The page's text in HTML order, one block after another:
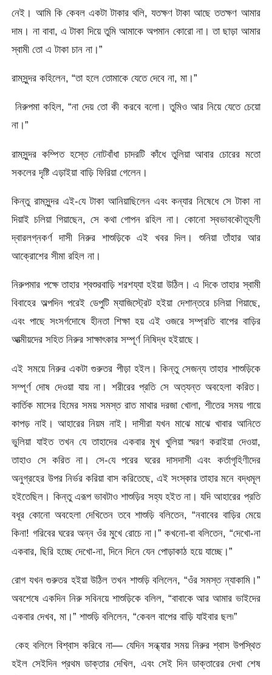
নেই। আমি কি কেবল একটা টাকার থলি, যতক্ষণ টাকা আছে ততক্ষণ আমার
দাম। না বাবা, এ টাকা দিয়ে তুমি আমাকে অপমান কোরো না। তা ছাড়া আমার
স্বামী তো এ টাকা চান না।”
রামসুন্দর কহিলেন, “তা হলে তোমাকে যেতে দেবে না, মা।”
নিরুপমা কহিল, “না দেয় তো কী করবে বলো। তুমিও আর নিয়ে যেতে চেয়ো
না।”
রামসুন্দর কম্পিত হস্তে নোটবাঁধা চাদরটি কাঁধে তুলিয়া আবার চোরের মতো
সকলের দৃষ্টি এড়াইয়া বাড়ি ফিরিয়া গেলেন।
কিন্তু রামসুন্দর এই-যে টাকা আনিয়াছিলেন এবং কন্যার নিষেধে সে টাকা না
দিয়াই চলিয়া গিয়াছেন, সে কথা গোপন রহিল না। কোনো স্বভাবকৌতূহলী
দ্বারলগ্নকর্ণ দাসী নিরুর শাশুড়িকে এই খবর দিল। শুনিয়া তাঁহার আর
আক্রোশের সীমা রহিল না।
নিরুপমার পক্ষে তাহার শ্বশুরবাড়ি শরশয্যা হইয়া উঠিল। এ দিকে তাহার স্বামী
বিবাহের অল্পদিন পরেই ডেপুটি ম্যাজিস্ট্রেট হইয়া দেশান্তরে চলিয়া গিয়াছে,
এবং পাছে সংসর্গদোষে হীনতা শিক্ষা হয় এই ওজরে সম্প্রতি বাপের বাড়ির
আত্মীয়দের সহিত নিরুর সাক্ষাৎকার সম্পূর্ণ নিষিদ্ধ হইয়াছে।
এই সময়ে নিরুর একটা গুরুতর পীড়া হইল। কিন্তু সেজন্য তাহার শাশুড়িকে
সম্পূর্ণ দোষ দেওয়া যায় না। শরীরের প্রতি সে অত্যন্ত অবহেলা করিত।
কার্তিক মাসের হিমের সময় সমস্ত রাত মাথার দরজা খোলা, শীতের সময় গায়ে
কাপড় নাই। আহারের নিয়ম নাই। দাসীরা যখন মাঝে মাঝে খাবার আনিতে
ভুলিয়া যাইত তখন যে তাহাদের একবার মুখ খুলিয়া স্মরণ করাইয়া দেওয়া,
তাহাও সে করিত না। সে-যে পরের ঘরের দাসদাসী এবং কর্তাগৃহিণীদের
অনুগ্রহের উপর নির্ভর করিয়া বাস করিতেছে, এই সংস্কার তাহার মনে বদ্ধমূল
হইতেছিল। কিন্তু এরূপ ভাবটাও শাশুড়ির সহ্য হইত না। যদি আহারের প্রতি
বধূর কোনো অবহেলা দেখিতেন তবে শাশুড়ি বলিতেন, “নবাবের বাড়ির মেয়ে
কিনা! গরিবের ঘরের অন্ন ওঁর মুখে রোচে না।” কখনো-বা বলিতেন, “দেখো-না
একবার, ছিরি হচ্ছে দেখো-না, দিনে দিনে যেন পোড়াকাঠ হয়ে যাচ্ছে।”
রোগ যখন গুরুতর হইয়া উঠিল তখন শাশুড়ি বলিলেন, “ওঁর সমস্ত ন্যাকামি।”
অবশেষে একদিন নিরু সবিনয়ে শাশুড়িকে বলিল, “বাবাকে আর আমার ভাইদের
একবার দেখব, মা।” শাশুড়ি বলিলেন, “কেবল বাপের বাড়ি যাইবার ছল৷”
কেহ বলিলে বিশ্বাস করিবে না— যেদিন সন্ধ্যার সময় নিরুর শ্বাস উপস্থিত
হইল সেইদিন প্রথম ডাক্তার দেখিল, এবং সেই দিন ডাক্তারের দেখা শেষ